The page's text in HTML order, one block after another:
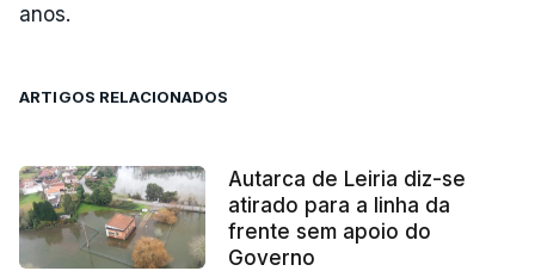
anos.
ARTIGOS RELACIONADOS
Autarca de Leiria diz-se
atirado para a linha da
frente sem apoio do
Governo